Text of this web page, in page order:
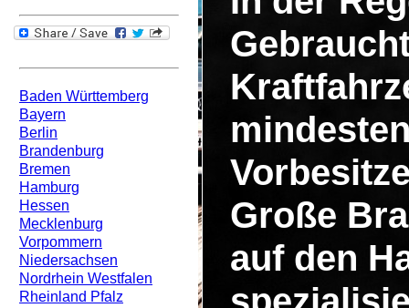
Baden Württemberg
Bayern
Berlin
Brandenburg
Bremen
Hamburg
Hessen
Mecklenburg
Vorpommern
Niedersachsen
Nordrhein Westfalen
Rheinland Pfalz
Große
auf den